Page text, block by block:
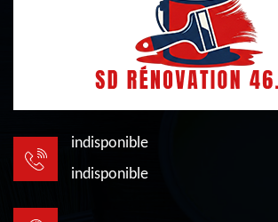
indisponible
indisponible